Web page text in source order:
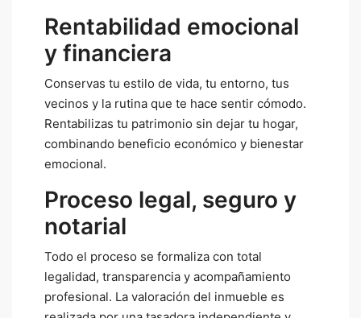
Rentabilidad emocional
y financiera
Conservas tu estilo de vida, tu entorno, tus
vecinos y la rutina que te hace sentir cómodo.
Rentabilizas tu patrimonio sin dejar tu hogar,
combinando beneficio económico y bienestar
emocional.
Proceso legal, seguro y
notarial
Todo el proceso se formaliza con total
legalidad, transparencia y acompañamiento
profesional. La valoración del inmueble es